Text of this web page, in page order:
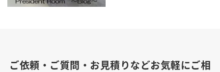
ご依頼・ご質問・お見積りなどお気軽にご相